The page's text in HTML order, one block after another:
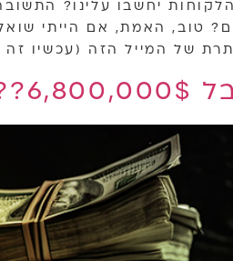
יחשבו עלינו?
טוב, האמת, אם הייתי
של המייל הזה (עכשיו זה